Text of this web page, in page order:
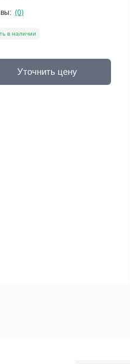
(0)
в наличии
Уточнить цену